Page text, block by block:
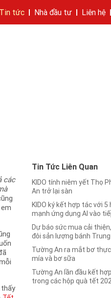
Tin tức Nhà đầu tư Liên hệ
các
thấy
Tin Tức Liên Quan
KIDO tính niêm yết Thọ
An trở lại sàn
KIDO ký kết hợp tác với 5
mạnh ứng dụng AI vào
Dự báo sức mua cải
đôi sản lượng bánh
Tường An ra mắt bơ
mía và bơ sữa
Tường An lần đầu kết
trong các hộp quà tết